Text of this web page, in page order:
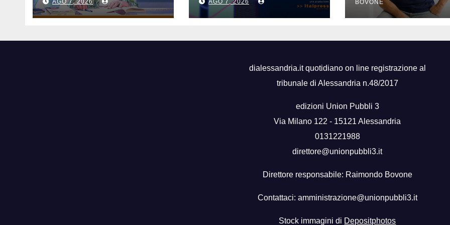
AGO 7, 2026 AGO 7, 2026
e team manager
BOVONE
dialessandria.it quotidiano on line registrazione al
tribunale di Alessandria n.48/2017
edizioni Union Pubbli 3
Via Milano 122 - 15121 Alessandria
0131221988
direttore@unionpubbli3.it
Direttore responsabile: Raimondo Bovone
Contattaci: amministrazione@unionpubbli3.it
Stock immagini di Depositphotos